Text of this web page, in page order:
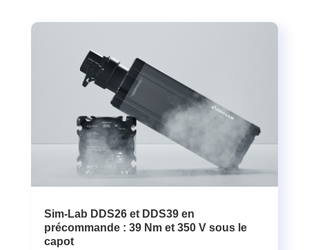
Sim-Lab DDS26 et DDS39 en
précommande : 39 Nm et 350 V sous le
capot